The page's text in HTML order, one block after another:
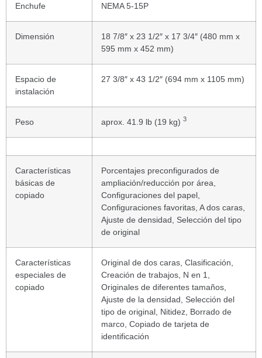
Enchufe NEMA 5-15P
Dimensión
18 7/8″ x 23 1/2″ x 17 3/4″ (480 mm x
595 mm x 452 mm)
Espacio de
instalación
27 3/8″ x 43 1/2″ (694 mm x 1105 mm)
Peso aprox. 41.9 lb (19 kg) 3
Características
básicas de
copiado
Porcentajes preconfigurados de
ampliación/reducción por área,
Configuraciones del papel,
Configuraciones favoritas, A dos caras,
Ajuste de densidad, Selección del tipo
de original
Características
especiales de
copiado
Original de dos caras, Clasificación,
Creación de trabajos, N en 1,
Originales de diferentes tamaños,
Ajuste de la densidad, Selección del
tipo de original, Nitidez, Borrado de
marco, Copiado de tarjeta de
identificación